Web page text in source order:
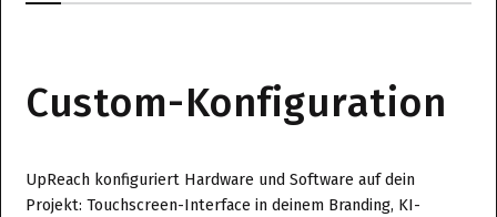
Custom-Konfiguration
UpReach konfiguriert Hardware und Software auf dein
Projekt: Touchscreen-Interface in deinem Branding, KI-